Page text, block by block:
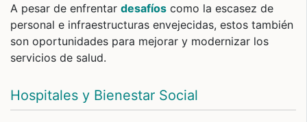
A pesar de enfrentar desafíos como la escasez de
personal e infraestructuras envejecidas, estos también
son oportunidades para mejorar y modernizar los
servicios de salud.
Hospitales y Bienestar Social